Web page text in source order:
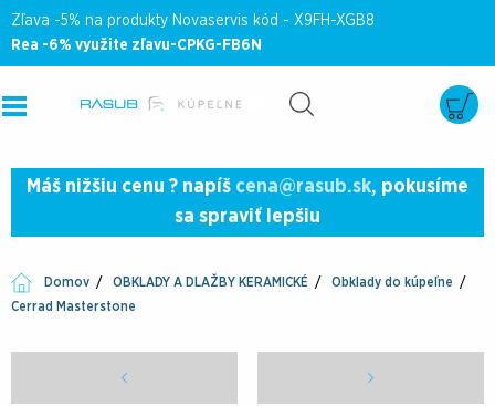
Zľava -5% na produkty Novaservis kód - X9FH-XGB8
Rea -6% využite zľavu-CPKG-FB6N
Máš nižšiu cenu ? napíš cena@rasub.sk, pokusíme
sa spraviť lepšiu
Domov OBKLADY A DLAŽBY KERAMICKÉ
Obklady do kúpeľne
Cerrad Masterstone